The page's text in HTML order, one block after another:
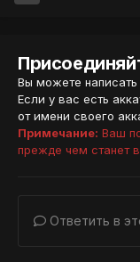
Вы можете написать
Если у вас есть
от имени своего
Примечание: Ваш
прежде чем станет
Ответить в